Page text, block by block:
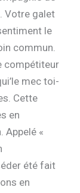
Votre galet
le
commun.
compétiteur
mec toi-
Cette
en
Appelé «
été fait
en